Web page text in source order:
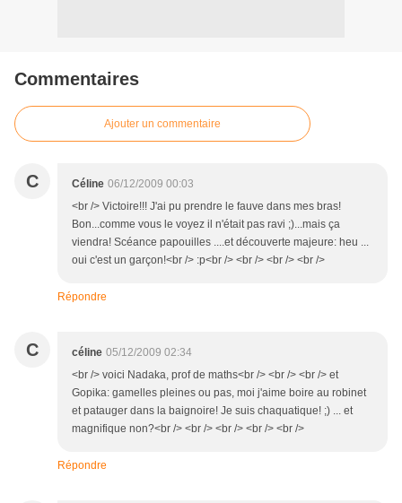
Commentaires
Ajouter un commentaire
C Céline 06/12/2009 00:03
<br /> Victoire!!! J'ai pu prendre le fauve dans mes bras!
Bon...comme vous le voyez il n'était pas ravi ;)...mais ça
viendra! Scéance papouilles ....et découverte majeure: heu ...
oui c'est un garçon!<br /> :p<br /> <br /> <br /> <br />
Répondre
C céline 05/12/2009 02:34
<br /> voici Nadaka, prof de maths<br /> <br /> <br /> et
Gopika: gamelles pleines ou pas, moi j'aime boire au robinet
et patauger dans la baignoire! Je suis chaquatique! ;) ... et
magnifique non?<br /> <br /> <br /> <br /> <br />
Répondre